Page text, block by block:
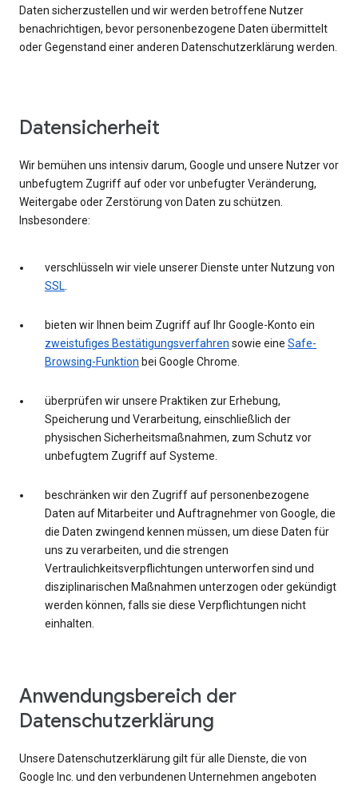
Daten sicherzustellen und wir werden betroffene Nutzer
benachrichtigen, bevor personenbezogene Daten übermittelt
oder Gegenstand einer anderen Datenschutzerklärung werden.
Datensicherheit
Wir bemühen uns intensiv darum, Google und unsere Nutzer vor
unbefugtem Zugriff auf oder vor unbefugter Veränderung,
Weitergabe oder Zerstörung von Daten zu schützen.
Insbesondere:
verschlüsseln wir viele unserer Dienste unter Nutzung von
SSL.
bieten wir Ihnen beim Zugriff auf Ihr Google-Konto ein
zweistufiges Bestätigungsverfahren sowie eine Safe-
Browsing-Funktion bei Google Chrome.
überprüfen wir unsere Praktiken zur Erhebung,
Speicherung und Verarbeitung, einschließlich der
physischen Sicherheitsmaßnahmen, zum Schutz vor
unbefugtem Zugriff auf Systeme.
beschränken wir den Zugriff auf personenbezogene
Daten auf Mitarbeiter und Auftragnehmer von Google, die
die Daten zwingend kennen müssen, um diese Daten für
uns zu verarbeiten, und die strengen
Vertraulichkeitsverpflichtungen unterworfen sind und
disziplinarischen Maßnahmen unterzogen oder gekündigt
werden können, falls sie diese Verpflichtungen nicht
einhalten.
Anwendungsbereich der
Datenschutzerklärung
Unsere Datenschutzerklärung gilt für alle Dienste, die von
Google Inc. und den verbundenen Unternehmen angeboten